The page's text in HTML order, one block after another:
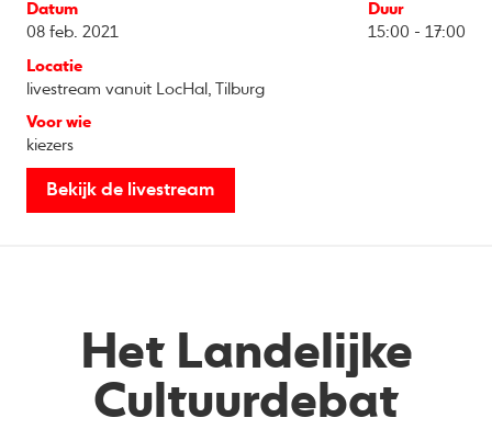
Datum
08 feb. 2021
Duur
15:00 - 17:00
Locatie
livestream vanuit LocHal, Tilburg
Voor wie
kiezers
Bekijk de livestream
Het Landelijke
Cultuurdebat